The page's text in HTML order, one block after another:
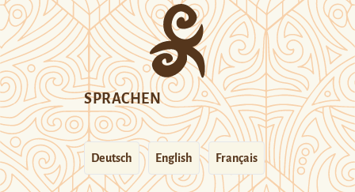
SPRACHEN
Deutsch English Français